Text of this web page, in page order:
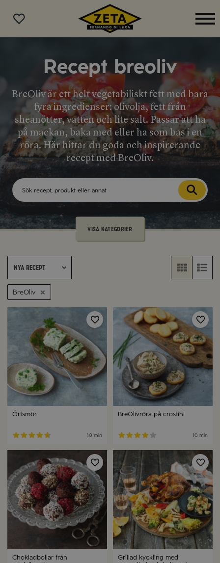
MENY
Recept breoliv
BreOliv är ett helt vegetabiliskt fett med bara
fyra ingredienser: olivolja, fett från
sheanötter, vatten och lite salt. Passar att ha
på mackan, baka med eller ha som bas i en
röra. Här hittar du goda och inspirerande
recept med BreOliv.
VISA KATEGORIER
Nya recept
BreOliv
Örtsmör
10 min
BreOlivröra på crostini
10 min
Chokladbollar från
Grillad kyckling med